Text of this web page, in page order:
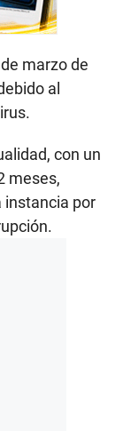
marzo de
al
con un
meses,
instancia por